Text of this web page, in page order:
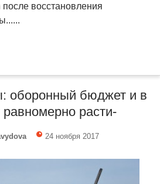
восстановления
оборонный бюджет и в
расти-
24 ноября 2017